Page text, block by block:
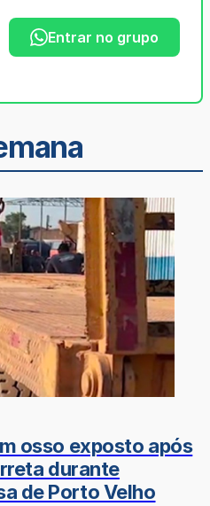
Entrar no grupo
osso exposto após
durante
de Porto Velho